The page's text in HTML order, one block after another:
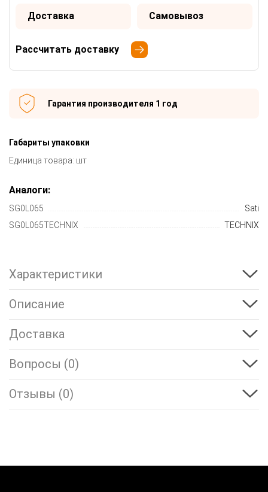
Доставка Самовывоз
Рассчитать доставку
Гарантия производителя 1 год
Габариты упаковки
Единица товара: шт
Аналоги:
SG0L065
Sati
SG0L065TECHNIX
TECHNIX
Характеристики
Описание
Доставка
Вопросы (0)
Отзывы (0)